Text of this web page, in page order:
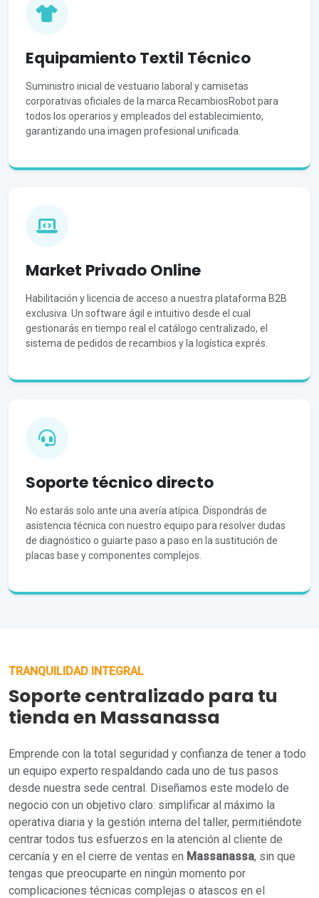
Equipamiento Textil Técnico
Suministro inicial de vestuario laboral y camisetas
corporativas oficiales de la marca RecambiosRobot para
todos los operarios y empleados del establecimiento,
garantizando una imagen profesional unificada.
Market Privado Online
Habilitación y licencia de acceso a nuestra plataforma B2B
exclusiva. Un software ágil e intuitivo desde el cual
gestionarás en tiempo real el catálogo centralizado, el
sistema de pedidos de recambios y la logística exprés.
Soporte técnico directo
No estarás solo ante una avería atípica. Dispondrás de
asistencia técnica con nuestro equipo para resolver dudas
de diagnóstico o guiarte paso a paso en la sustitución de
placas base y componentes complejos.
TRANQUILIDAD INTEGRAL
Soporte centralizado para tu
tienda en Massanassa
Emprende con la total seguridad y confianza de tener a todo
un equipo experto respaldando cada uno de tus pasos
desde nuestra sede central. Diseñamos este modelo de
negocio con un objetivo claro: simplificar al máximo la
operativa diaria y la gestión interna del taller, permitiéndote
centrar todos tus esfuerzos en la atención al cliente de
cercanía y en el cierre de ventas en Massanassa, sin que
tengas que preocuparte en ningún momento por
complicaciones técnicas complejas o atascos en el